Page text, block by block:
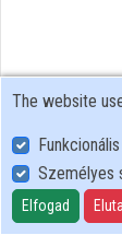
User Policy
Adatkezelési
Cookie Policy
The website
Személyes
Elfogad